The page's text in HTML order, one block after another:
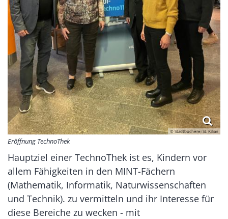
© Stadtbücherei St. Kilian
Eröffnung TechnoThek
Hauptziel einer TechnoThek ist es, Kindern vor
allem Fähigkeiten in den MINT-Fächern
(Mathematik, Informatik, Naturwissenschaften
und Technik). zu vermitteln und ihr Interesse für
diese Bereiche zu wecken - mit